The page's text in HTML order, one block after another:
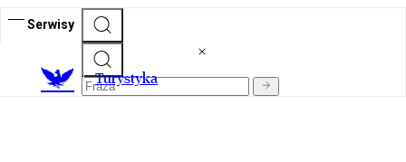
Serwisy
Turystyka